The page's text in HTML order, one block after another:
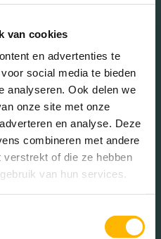
van cookies
en advertenties te
social media te bieden
analyseren. Ook delen we
onze site met onze
en analyse. Deze
combineren met andere
verstrekt of die ze hebben
van hun services.
Je kiest zelf hoe dit
als videochat- of als
MAKEN